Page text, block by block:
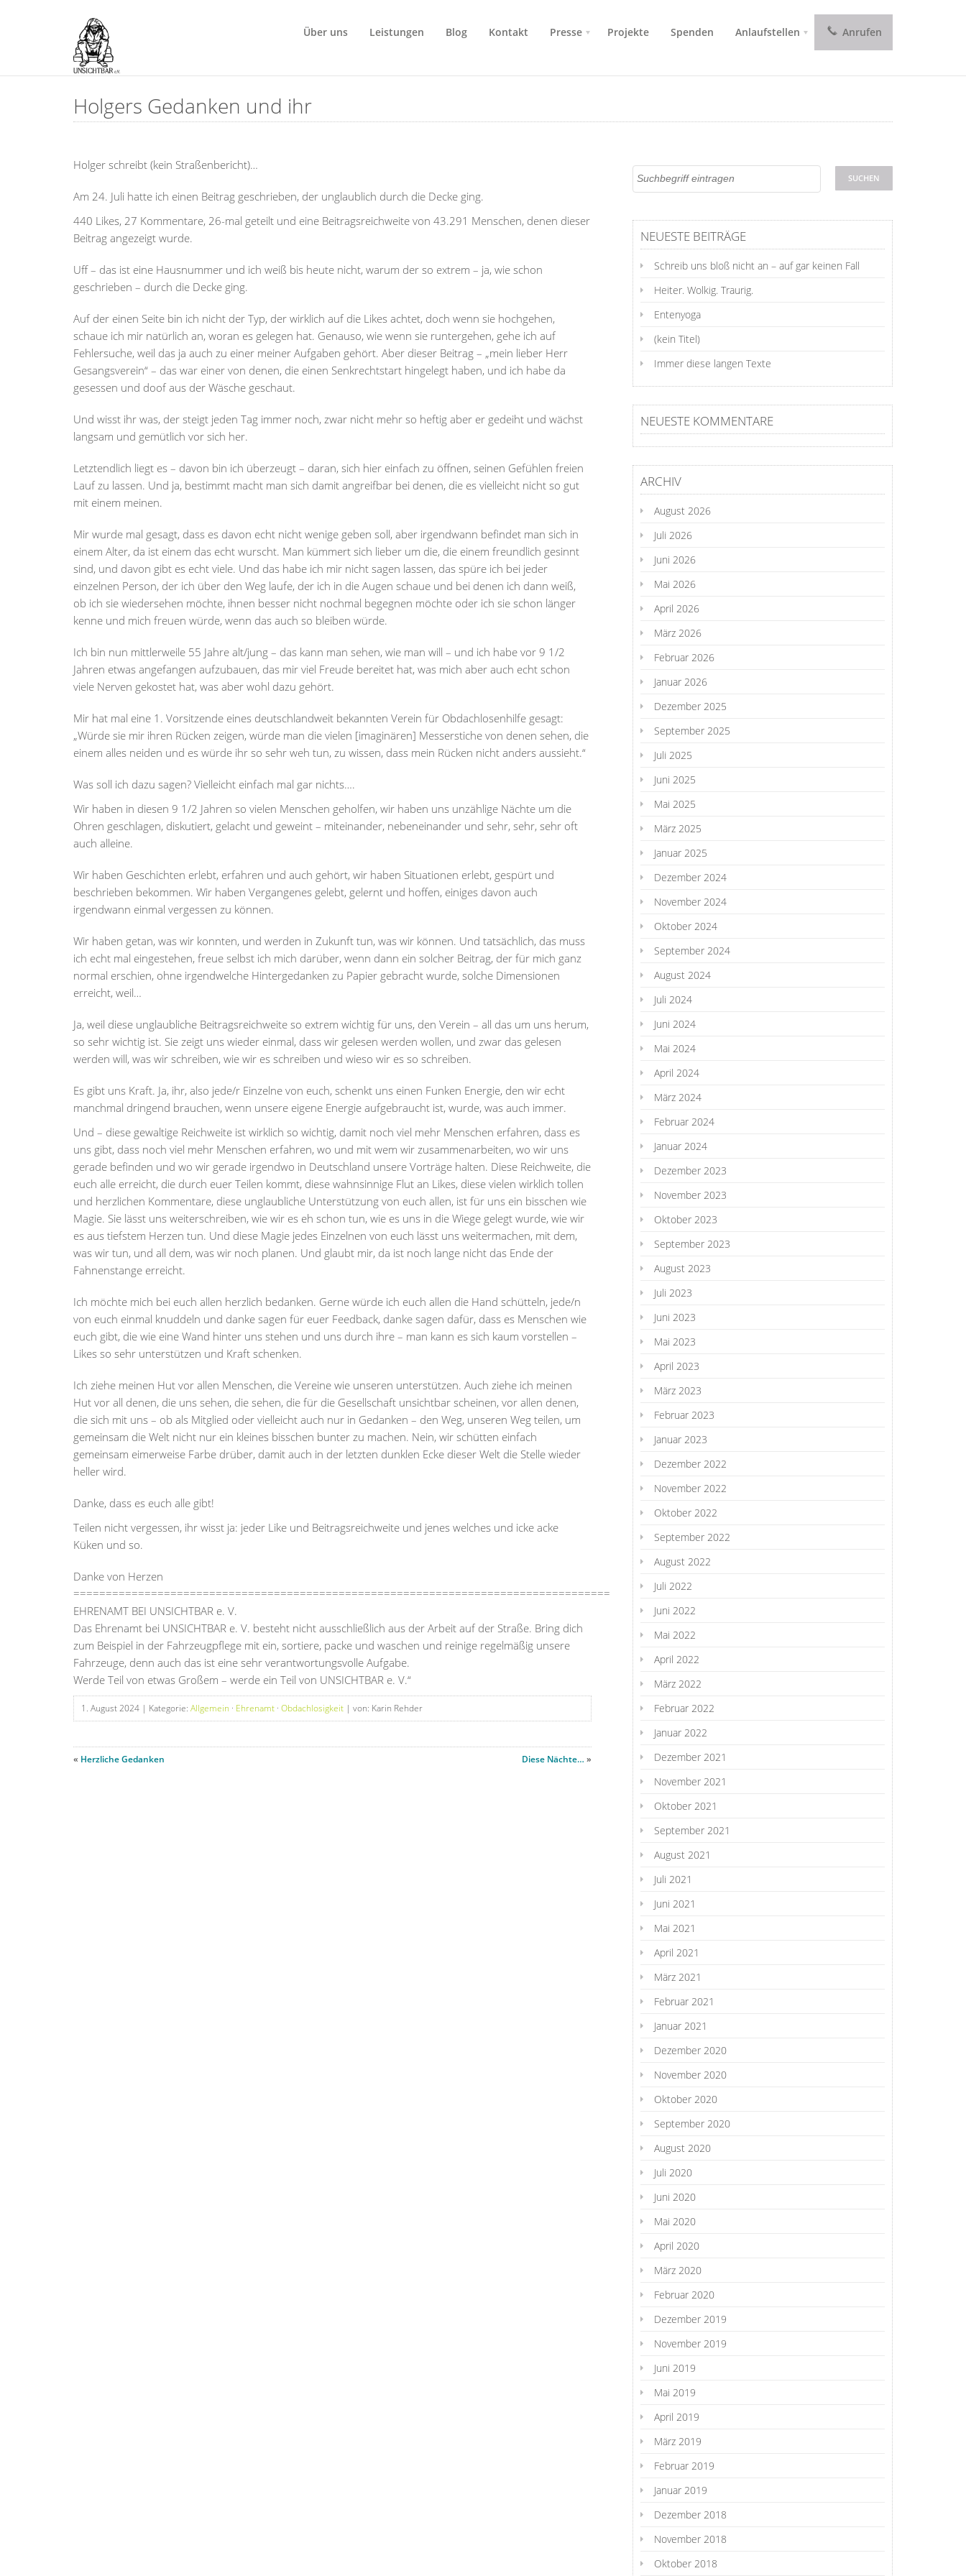
Über uns Leistungen Blog Kontakt Presse Projekte Spenden Anlaufstellen Anrufen
Holgers Gedanken und ihr
Holger schreibt (kein Straßenbericht)…
Am 24. Juli hatte ich einen Beitrag geschrieben, der unglaublich durch die Decke ging.
440 Likes, 27 Kommentare, 26-mal geteilt und eine Beitragsreichweite von 43.291 Menschen, denen dieser
Beitrag angezeigt wurde.
Uff – das ist eine Hausnummer und ich weiß bis heute nicht, warum der so extrem – ja, wie schon
geschrieben – durch die Decke ging.
Auf der einen Seite bin ich nicht der Typ, der wirklich auf die Likes achtet, doch wenn sie hochgehen,
schaue ich mir natürlich an, woran es gelegen hat. Genauso, wie wenn sie runtergehen, gehe ich auf
Fehlersuche, weil das ja auch zu einer meiner Aufgaben gehört. Aber dieser Beitrag – „mein lieber Herr
Gesangsverein“ – das war einer von denen, die einen Senkrechtstart hingelegt haben, und ich habe da
gesessen und doof aus der Wäsche geschaut.
Und wisst ihr was, der steigt jeden Tag immer noch, zwar nicht mehr so heftig aber er gedeiht und wächst
langsam und gemütlich vor sich her.
Letztendlich liegt es – davon bin ich überzeugt – daran, sich hier einfach zu öffnen, seinen Gefühlen freien
Lauf zu lassen. Und ja, bestimmt macht man sich damit angreifbar bei denen, die es vielleicht nicht so gut
mit einem meinen.
Mir wurde mal gesagt, dass es davon echt nicht wenige geben soll, aber irgendwann befindet man sich in
einem Alter, da ist einem das echt wurscht. Man kümmert sich lieber um die, die einem freundlich gesinnt
sind, und davon gibt es echt viele. Und das habe ich mir nicht sagen lassen, das spüre ich bei jeder
einzelnen Person, der ich über den Weg laufe, der ich in die Augen schaue und bei denen ich dann weiß,
ob ich sie wiedersehen möchte, ihnen besser nicht nochmal begegnen möchte oder ich sie schon länger
kenne und mich freuen würde, wenn das auch so bleiben würde.
Ich bin nun mittlerweile 55 Jahre alt/jung – das kann man sehen, wie man will – und ich habe vor 9 1/2
Jahren etwas angefangen aufzubauen, das mir viel Freude bereitet hat, was mich aber auch echt schon
viele Nerven gekostet hat, was aber wohl dazu gehört.
Mir hat mal eine 1. Vorsitzende eines deutschlandweit bekannten Verein für Obdachlosenhilfe gesagt:
„Würde sie mir ihren Rücken zeigen, würde man die vielen [imaginären] Messerstiche von denen sehen, die
einem alles neiden und es würde ihr so sehr weh tun, zu wissen, dass mein Rücken nicht anders aussieht.“
Was soll ich dazu sagen? Vielleicht einfach mal gar nichts….
Wir haben in diesen 9 1/2 Jahren so vielen Menschen geholfen, wir haben uns unzählige Nächte um die
Ohren geschlagen, diskutiert, gelacht und geweint – miteinander, nebeneinander und sehr, sehr, sehr oft
auch alleine.
Wir haben Geschichten erlebt, erfahren und auch gehört, wir haben Situationen erlebt, gespürt und
beschrieben bekommen. Wir haben Vergangenes gelebt, gelernt und hoffen, einiges davon auch
irgendwann einmal vergessen zu können.
Wir haben getan, was wir konnten, und werden in Zukunft tun, was wir können. Und tatsächlich, das muss
ich echt mal eingestehen, freue selbst ich mich darüber, wenn dann ein solcher Beitrag, der für mich ganz
normal erschien, ohne irgendwelche Hintergedanken zu Papier gebracht wurde, solche Dimensionen
erreicht, weil…
Ja, weil diese unglaubliche Beitragsreichweite so extrem wichtig für uns, den Verein – all das um uns herum,
so sehr wichtig ist. Sie zeigt uns wieder einmal, dass wir gelesen werden wollen, und zwar das gelesen
werden will, was wir schreiben, wie wir es schreiben und wieso wir es so schreiben.
Es gibt uns Kraft. Ja, ihr, also jede/r Einzelne von euch, schenkt uns einen Funken Energie, den wir echt
manchmal dringend brauchen, wenn unsere eigene Energie aufgebraucht ist, wurde, was auch immer.
Und – diese gewaltige Reichweite ist wirklich so wichtig, damit noch viel mehr Menschen erfahren, dass es
uns gibt, dass noch viel mehr Menschen erfahren, wo und mit wem wir zusammenarbeiten, wo wir uns
gerade befinden und wo wir gerade irgendwo in Deutschland unsere Vorträge halten. Diese Reichweite, die
euch alle erreicht, die durch euer Teilen kommt, diese wahnsinnige Flut an Likes, diese vielen wirklich tollen
und herzlichen Kommentare, diese unglaubliche Unterstützung von euch allen, ist für uns ein bisschen wie
Magie. Sie lässt uns weiterschreiben, wie wir es eh schon tun, wie es uns in die Wiege gelegt wurde, wie wir
es aus tiefstem Herzen tun. Und diese Magie jedes Einzelnen von euch lässt uns weitermachen, mit dem,
was wir tun, und all dem, was wir noch planen. Und glaubt mir, da ist noch lange nicht das Ende der
Fahnenstange erreicht.
Ich möchte mich bei euch allen herzlich bedanken. Gerne würde ich euch allen die Hand schütteln, jede/n
von euch einmal knuddeln und danke sagen für euer Feedback, danke sagen dafür, dass es Menschen wie
euch gibt, die wie eine Wand hinter uns stehen und uns durch ihre – man kann es sich kaum vorstellen –
Likes so sehr unterstützen und Kraft schenken.
Ich ziehe meinen Hut vor allen Menschen, die Vereine wie unseren unterstützen. Auch ziehe ich meinen
Hut vor all denen, die uns sehen, die sehen, die für die Gesellschaft unsichtbar scheinen, vor allen denen,
die sich mit uns – ob als Mitglied oder vielleicht auch nur in Gedanken – den Weg, unseren Weg teilen, um
gemeinsam die Welt nicht nur ein kleines bisschen bunter zu machen. Nein, wir schütten einfach
gemeinsam eimerweise Farbe drüber, damit auch in der letzten dunklen Ecke dieser Welt die Stelle wieder
heller wird.
Danke, dass es euch alle gibt!
Teilen nicht vergessen, ihr wisst ja: jeder Like und Beitragsreichweite und jenes welches und icke acke
Küken und so.
Danke von Herzen
===================================================================================
EHRENAMT BEI UNSICHTBAR e. V.
Das Ehrenamt bei UNSICHTBAR e. V. besteht nicht ausschließlich aus der Arbeit auf der Straße. Bring dich
zum Beispiel in der Fahrzeugpflege mit ein, sortiere, packe und waschen und reinige regelmäßig unsere
Fahrzeuge, denn auch das ist eine sehr verantwortungsvolle Aufgabe.
Werde Teil von etwas Großem – werde ein Teil von UNSICHTBAR e. V.“
1. August 2024 | Kategorie: Allgemein · Ehrenamt · Obdachlosigkeit | von: Karin Rehder
« Herzliche Gedanken Diese Nächte… »
NEUESTE BEITRÄGE
Schreib uns bloß nicht an – auf gar keinen Fall
Heiter. Wolkig. Traurig.
Entenyoga
(kein Titel)
Immer diese langen Texte
NEUESTE KOMMENTARE
ARCHIV
August 2026
Juli 2026
Juni 2026
Mai 2026
April 2026
März 2026
Februar 2026
Januar 2026
Dezember 2025
September 2025
Juli 2025
Juni 2025
Mai 2025
März 2025
Januar 2025
Dezember 2024
November 2024
Oktober 2024
September 2024
August 2024
Juli 2024
Juni 2024
Mai 2024
April 2024
März 2024
Februar 2024
Januar 2024
Dezember 2023
November 2023
Oktober 2023
September 2023
August 2023
Juli 2023
Juni 2023
Mai 2023
April 2023
März 2023
Februar 2023
Januar 2023
Dezember 2022
November 2022
Oktober 2022
September 2022
August 2022
Juli 2022
Juni 2022
Mai 2022
April 2022
März 2022
Februar 2022
Januar 2022
Dezember 2021
November 2021
Oktober 2021
September 2021
August 2021
Juli 2021
Juni 2021
Mai 2021
April 2021
März 2021
Februar 2021
Januar 2021
Dezember 2020
November 2020
Oktober 2020
September 2020
August 2020
Juli 2020
Juni 2020
Mai 2020
April 2020
März 2020
Februar 2020
Dezember 2019
November 2019
Juni 2019
Mai 2019
April 2019
März 2019
Februar 2019
Januar 2019
Dezember 2018
November 2018
Oktober 2018